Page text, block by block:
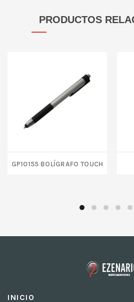
PRODUCTOS
GP10155 BOLÍGRAFO TOUCH
INICIO